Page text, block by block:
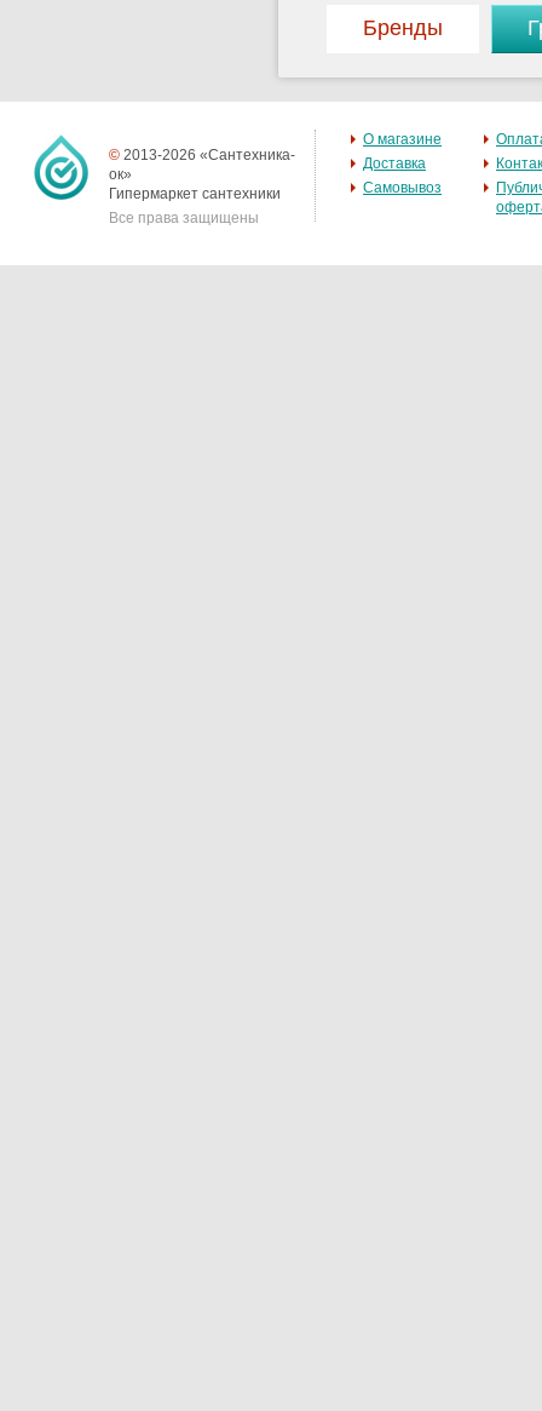
Бренды
© 2013-2026 «Сантехника-
ок»
Гипермаркет сантехники
Все права защищены
О магазине
Доставка
Самовывоз